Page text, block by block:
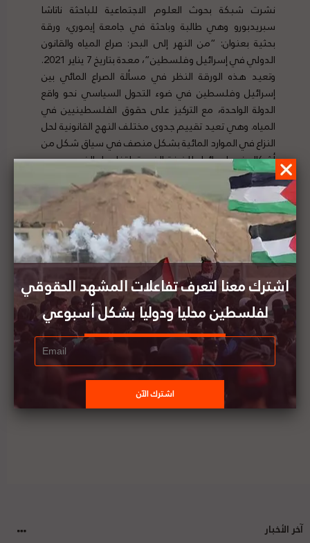
نشرت شبكة بحوث العلوم الاجتماعية للباحثة ناتاشا
سبريدبورو وهي طالبة وباحثة في جامعة إيموري، ورقة
بحثية بعنوان: “من النهر إلى البحر: صراع المياه والقانون
الدولي في إسرائيل وفلسطين”، معدة بتاريخ 7 يناير 2021.
وتعيد هذه الورقة النظر في مسألة الصراع المائي بين
إسرائيل وفلسطين في ضوء التحول السياسي نحو واقع
الدولة الواحدة، مع التركيز على حقوق الفلسطينيين في
المياه. وهي تعيد تقييم جدوى مختلف النهج القانونية لحل
النزاع في الموارد المائية بشكل منصف في سياق شكل من
أشكال ضم إسرائيل للضفة الغربية. لتفاصيل الخبر ومصدره
الأصلي،هنا
سفارة فلسطين لدى المجر تطالب المجر بالضغط على
إسرائيل لمنع تعطيل الانتخابات الفلسطينية
الباحث جون دارت ينشر بحثا بعنوان "من فيرغسون إلى
غزة: الرياضة والحساسية السياسية والصراع بين إسرائيل
وفلسطين في عصر حياة "السود مهمة""
آخر الأخبار
اشترك معنا لتعرف تفاعلات المشهد الحقوقي
لفلسطين محليا ودوليا بشكل أسبوعي